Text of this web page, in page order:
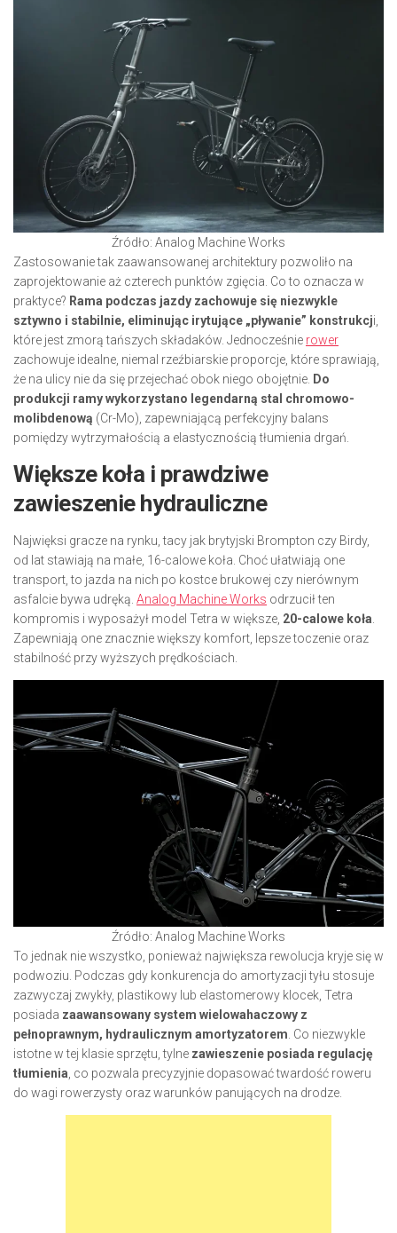
Źródło: Analog Machine Works
Zastosowanie tak zaawansowanej architektury pozwoliło na
zaprojektowanie aż czterech punktów zgięcia. Co to oznacza w
praktyce? Rama podczas jazdy zachowuje się niezwykle
sztywno i stabilnie, eliminując irytujące „pływanie” konstrukcji,
które jest zmorą tańszych składaków. Jednocześnie rower
zachowuje idealne, niemal rzeźbiarskie proporcje, które sprawiają,
że na ulicy nie da się przejechać obok niego obojętnie. Do
produkcji ramy wykorzystano legendarną stal chromowo-
molibdenową (Cr-Mo), zapewniającą perfekcyjny balans
pomiędzy wytrzymałością a elastycznością tłumienia drgań.
Większe koła i prawdziwe
zawieszenie hydrauliczne
Najwięksi gracze na rynku, tacy jak brytyjski Brompton czy Birdy,
od lat stawiają na małe, 16-calowe koła. Choć ułatwiają one
transport, to jazda na nich po kostce brukowej czy nierównym
asfalcie bywa udręką. Analog Machine Works odrzucił ten
kompromis i wyposażył model Tetra w większe, 20-calowe koła
Zapewniają one znacznie większy komfort, lepsze toczenie oraz
stabilność przy wyższych prędkościach.
Źródło: Analog Machine Works
To jednak nie wszystko, ponieważ największa rewolucja kryje się w
podwoziu. Podczas gdy konkurencja do amortyzacji tyłu stosuje
zazwyczaj zwykły, plastikowy lub elastomerowy klocek, Tetra
posiada zaawansowany system wielowahaczowy z
pełnoprawnym, hydraulicznym amortyzatorem . Co niezwykle
istotne w tej klasie sprzętu, tylne zawieszenie posiada regulację
tłumienia , co pozwala precyzyjnie dopasować twardość roweru
do wagi rowerzysty oraz warunków panujących na drodze.